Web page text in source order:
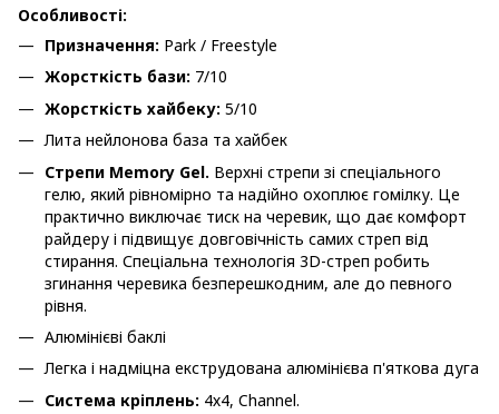
Особливості:
Призначення: Park / Freestyle
Жорсткість бази: 7/10
Жорсткість хайбеку: 5/10
Лита нейлонова база та хайбек
Стрепи Memory Gel. Верхні стрепи зі спеціального
гелю, який рівномірно та надійно охоплює гомілку. Це
практично виключає тиск на черевик, що дає комфорт
райдеру і підвищує довговічність самих стреп від
стирання. Спеціальна технологія 3D-стреп робить
згинання черевика безперешкодним, але до певного
рівня.
Алюмінієві баклі
Легка і надміцна екструдована алюмінієва п'яткова дуга
Система кріплень: 4х4, Channel.